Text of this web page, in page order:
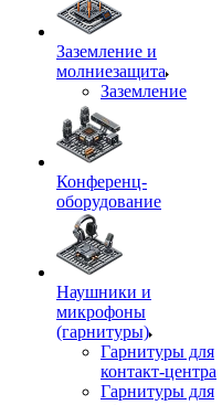
Заземление и
молниезащита
Заземление
Конференц-
оборудование
Наушники и
микрофоны
(гарнитуры)
Гарнитуры для
контакт-центра
Гарнитуры для